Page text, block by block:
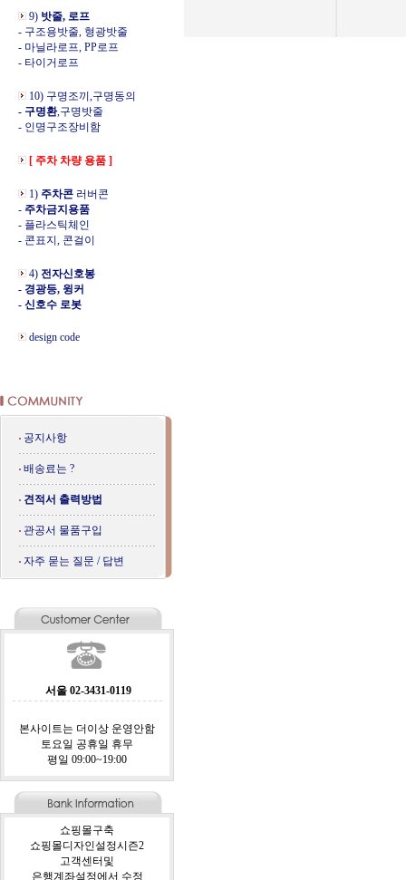
9) 밧줄, 로프
- 구조용밧줄, 형광밧줄
- 마닐라로프, PP로프
- 타이거로프
10) 구명조끼,구명동의
- 구명환,구명밧줄
- 인명구조장비함
[ 주차 차량 용품 ]
1) 주차콘 러버콘
- 주차금지용품
- 플라스틱체인
- 콘표지, 콘걸이
4) 전자신호봉
- 경광등, 윙커
- 신호수 로봇
design code
공지사항
배송료는 ?
견적서 출력방법
관공서 물품구입
자주 묻는 질문 / 답변
서울 02-3431-0119
본사이트는 더이상 운영안함
토요일 공휴일 휴무
평일 09:00~19:00
쇼핑몰구축
쇼핑몰디자인설정시즌2
고객센터및
은행계좌설정에서 수정